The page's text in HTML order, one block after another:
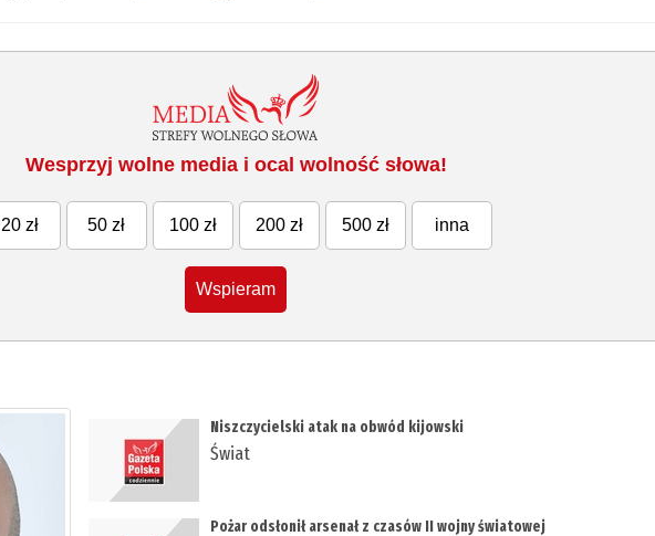
Wesprzyj wolne media i ocal wolność słowa!
20 zł 50 zł 100 zł 200 zł 500 zł inna
Wspieram
Niszczycielski atak na obwód kijowski
Świat
Pożar odsłonił arsenał z czasów II wojny światowej